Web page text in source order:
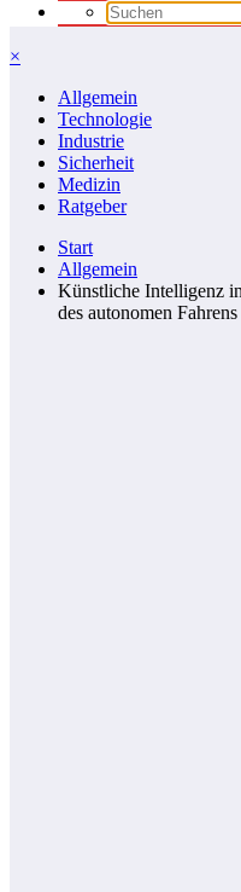
×
Allgemein
Technologie
Industrie
Sicherheit
Medizin
Ratgeber
Start
Allgemein
Künstliche Intelligenz
des autonomen Fahrens